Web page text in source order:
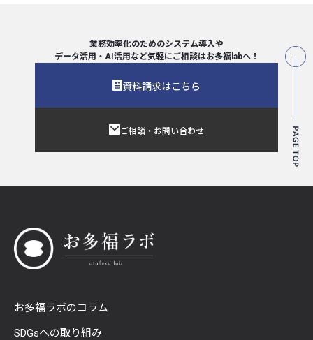
業務効率化のためのシステム導入や
データ活用・AI活用など気軽にご相談はお多福labへ！
資料請求はこちら
ご相談・お問い合わせ
お多福ラボのコラム
SDGsへの取り組み